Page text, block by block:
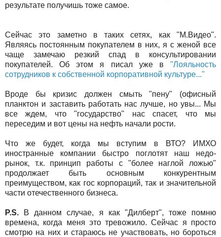
результате получишь тоже самое.
Сейчас это заметно в таких сетях, как "М.Видео".
Являясь постоянным покупателем в них, я с женой все
чаще замечаю резкий спад в консультировании
покупателей. Об этом я писал уже в "Лояльность
сотрудников к собственной корпоративной культуре..."
Вроде бы кризис должен смыть "пену" (офисный
планктон и заставить работать нас лучше, но увы... Мы
все ждем, что "государство" нас спасет, что мы
переседим и вот цены на нефть начали рости.
Что же будет, когда мы вступим в ВТО? ИМХО
иностранные компании быстро поглотят наш недо-
рынок, т.к. принцип работы с "более наглой ложью"
продолжает быть основным конкурентным
преимуществом, как гос корпораций, так и значительной
части отечественного бизнеса.
P.S.
В данном случае, я как "Дилберт", тоже помню
времена, когда меня это тревожило. Сейчас я просто
смотрю на них и стараюсь не участвовать, но бороться